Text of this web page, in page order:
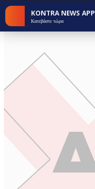
KONTRA NEWS APP
Κατεβάστε τώρα